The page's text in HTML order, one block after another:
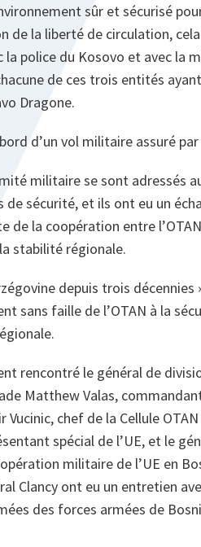
sûr et sécurisé
de la liberté de circulation,
police du Kosovo et avec la
de ces trois entités
Dragone.
d’un vol militaire assuré par
militaire se sont adressés
sécurité, et ils ont eu un
de la coopération entre
stabilité régionale.
depuis trois décennies
sans faille de l’OTAN à la
rencontré le général de
Matthew Valas,
Vucinic, chef de la Cellule
spécial de l’UE, et le
militaire de l’UE en
Clancy ont eu un entretien
des forces armées de